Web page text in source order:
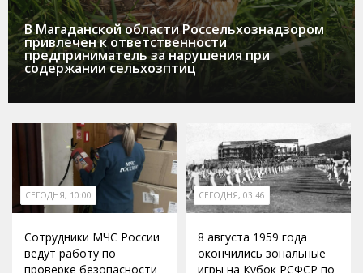
В Магаданской области Россельхознадзором
привлечен к ответственности
предприниматель за нарушения при
содержании сельхозптиц
СЕГОДНЯ, 10:00
Сотрудники МЧС России
ведут работу по
проверке безопасности
СЕГОДНЯ, 03:46
8 августа 1959 года
окончились зональные
игры на Кубок РСФСР по